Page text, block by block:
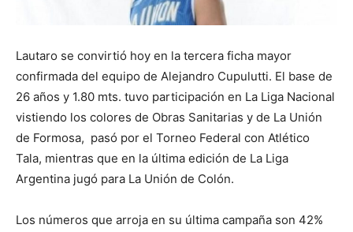
Lautaro se convirtió hoy en la tercera ficha mayor
confirmada del equipo de Alejandro Cupulutti. El base de
26 años y 1.80 mts. tuvo participación en La Liga Nacional
vistiendo los colores de Obras Sanitarias y de La Unión
de Formosa, pasó por el Torneo Federal con Atlético
Tala, mientras que en la última edición de La Liga
Argentina jugó para La Unión de Colón.
Los números que arroja en su última campaña son 42%